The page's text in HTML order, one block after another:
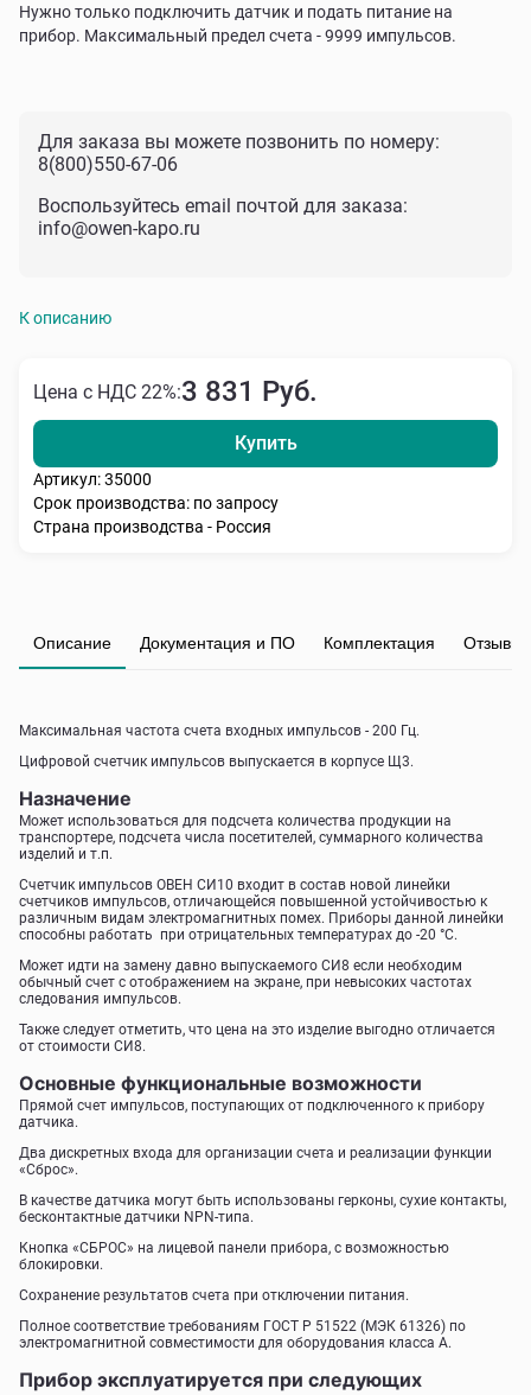
Нужно только подключить датчик и подать питание на
прибор. Максимальный предел счета - 9999 импульсов.
Для заказа вы можете позвонить по номеру:
8(800)550-67-06
Воспользуйтесь email почтой для заказа:
info@owen-kapo.ru
К описанию
Цена с НДС 22%:3 831 Руб.
Купить
Артикул: 35000
Срок производства: по запросу
Страна производства - Россия
Описание Документация и ПО Комплектация Отзывы
Максимальная частота счета входных импульсов - 200 Гц.
Цифровой счетчик импульсов выпускается в корпусе Щ3.
Назначение
Может использоваться для подсчета количества продукции на
транспортере, подсчета числа посетителей, суммарного количества
изделий и т.п.
Счетчик импульсов ОВЕН СИ10 входит в состав новой линейки
счетчиков импульсов, отличающейся повышенной устойчивостью к
различным видам электромагнитных помех. Приборы данной линейки
способны работать при отрицательных температурах до -20 °С.
Может идти на замену давно выпускаемого СИ8 если необходим
обычный счет с отображением на экране, при невысоких частотах
следования импульсов.
Также следует отметить, что цена на это изделие выгодно отличается
от стоимости СИ8.
Основные функциональные возможности
Прямой счет импульсов, поступающих от подключенного к прибору
датчика.
Два дискретных входа для организации счета и реализации функции
«Сброс».
В качестве датчика могут быть использованы герконы, сухие контакты,
бесконтактные датчики NPN-типа.
Кнопка «СБРОС» на лицевой панели прибора, с возможностью
блокировки.
Сохранение результатов счета при отключении питания.
Полное соответствие требованиям ГОСТ Р 51522 (МЭК 61326) по
электромагнитной совместимости для оборудования класса А.
Прибор эксплуатируется при следующих